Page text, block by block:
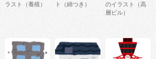
ラスト（養殖）
ト（綿つき）
のイラスト（高
層ビル）